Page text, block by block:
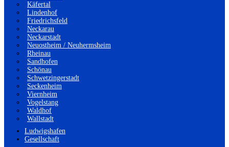
Käfertal
Lindenhof
Friedrichsfeld
Neckarau
Neckarstadt
Neuostheim / Neuhermsheim
Rheinau
Sandhofen
Schönau
Schwetzingerstadt
Seckenheim
Viernheim
Vogelstang
Waldhof
Wallstadt
Ludwigshafen
Gesellschaft